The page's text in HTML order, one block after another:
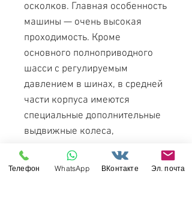
осколков. Главная особенность
машины — очень высокая
проходимость. Кроме
основного полноприводного
шасси с регулируемым
давлением в шинах, в средней
части корпуса имеются
специальные дополнительные
выдвижные колеса,
позволяющие, в частности,
преодолевать значительные
Телефон WhatsApp ВКонтакте Эл. почта